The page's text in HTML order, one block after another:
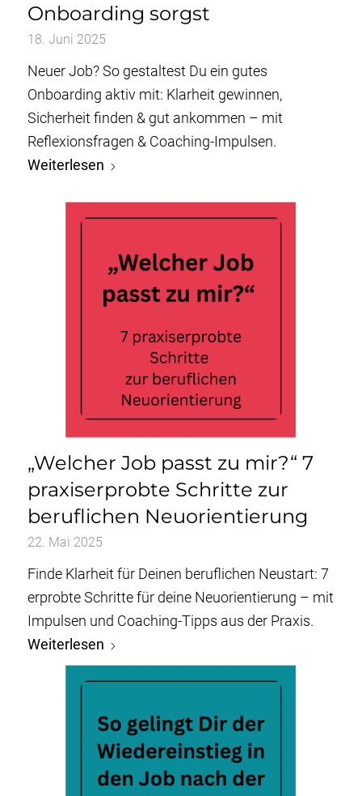
Onboarding sorgst
18. Juni 2025
Neuer Job? So gestaltest Du ein gutes
Onboarding aktiv mit: Klarheit gewinnen,
Sicherheit finden & gut ankommen – mit
Reflexionsfragen & Coaching-Impulsen.
Weiterlesen
„Welcher Job passt zu mir?“ 7
praxiserprobte Schritte zur
beruflichen Neuorientierung
22. Mai 2025
Finde Klarheit für Deinen beruflichen Neustart: 7
erprobte Schritte für deine Neuorientierung – mit
Impulsen und Coaching-Tipps aus der Praxis.
Weiterlesen